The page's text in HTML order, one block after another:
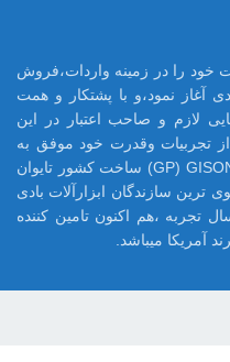
صنعت از سال ۱۳۸۰ فعالیت خود را در زمینه واردات،فروش
آغاز نمود،و با پشتکار و همت
لازم و صاحب اعتبار در این
۱۳۸۸ با استفاده از تجربیات وقدرت خود موفق به
اخذ نمایندگی ابزار آلات بادی با مارک GP) GISON) ساخت کشور تایوان
سازندگان ابزارآلات بادی
تایوان می باشد که با بیش از ۶۵ سال تجربه ،هم اکنون تامین کننده
آمریکا میباشد.